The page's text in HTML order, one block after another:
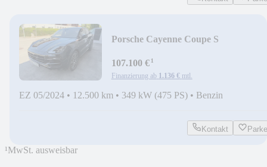
Porsche Cayenne Coupe S
107.100 €¹
Finanzierung ab 1.136 € mtl.
EZ 05/2024 • 12.500 km • 349 kW (475 PS) • Benzin
Kontakt
¹MwSt. ausweisbar